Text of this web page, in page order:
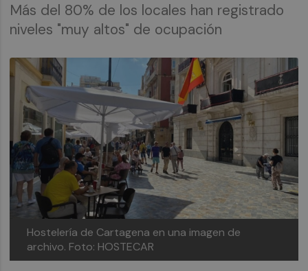
Más del 80% de los locales han registrado
niveles "muy altos" de ocupación
Hostelería de Cartagena en una imagen de
archivo. Foto: HOSTECAR